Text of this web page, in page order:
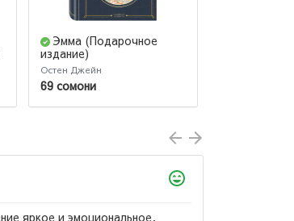
Эмма (Подарочное
издание)
Остен Джейн
69 сомони